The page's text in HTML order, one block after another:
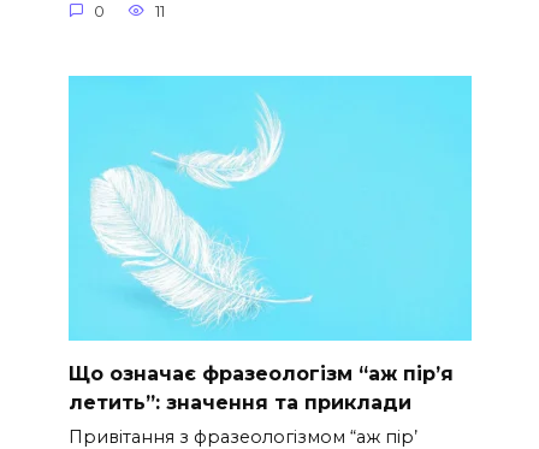
0 11
Що означає фразеологізм “аж пір’я
летить”: значення та приклади
Привітання з фразеологізмом “аж пір’